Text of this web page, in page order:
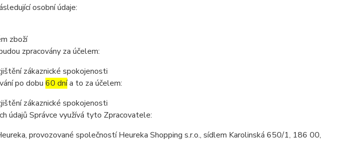
osobní údaje:
zboží
zpracovány za účelem:
zákaznické spokojenosti
po dobu 60 dnía to za účelem:
zákaznické spokojenosti
údajů Správce využívá tyto Zpracovatele:
provozované společností Heureka Shopping s.r.o., sídlem Karolinská 650/1, 186 00,